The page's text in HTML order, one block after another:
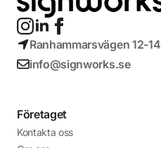
Ranhammarsvägen 12-14
info@signworks.se
Företaget
Kontakta oss